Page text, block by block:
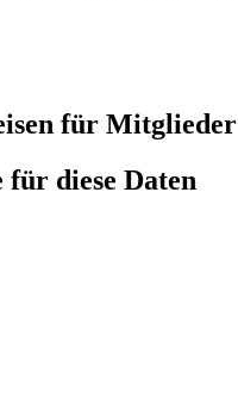
für Mitglieder
diese Daten